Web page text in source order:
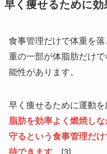
早く痩せるために効
食事管理だけで体重を
重の一部が体脂肪だけ
能性があります。
早く痩せるために運動を
脂肪を効率よく燃焼し
守るという食事管理だ
待できます。[3]